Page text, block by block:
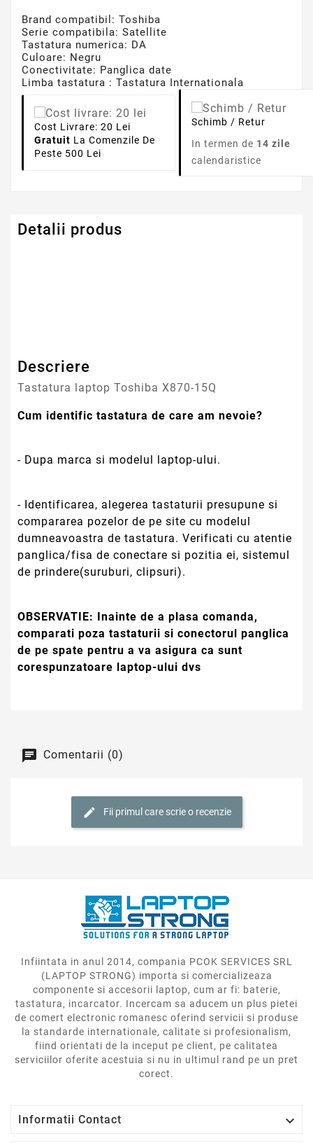
Brand compatibil: Toshiba
Serie compatibila: Satellite
Tastatura numerica: DA
Culoare: Negru
Conectivitate: Panglica date
Limba tastatura : Tastatura Internationala
Cost Livrare: 20 Lei
Gratuit La Comenzile De
Peste 500 Lei
Schimb / Retur
In termen de 14 zile
calendaristice
Detalii produs
Descriere
Tastatura laptop Toshiba X870-15Q
Cum identific tastatura de care am nevoie?
- Dupa marca si modelul laptop-ului.
- Identificarea, alegerea tastaturii presupune si
compararea pozelor de pe site cu modelul
dumneavoastra de tastatura. Verificati cu atentie
panglica/fisa de conectare si pozitia ei, sistemul
de prindere(suruburi, clipsuri).
OBSERVATIE: Inainte de a plasa comanda,
comparati poza tastaturii si conectorul panglica
de pe spate pentru a va asigura ca sunt
corespunzatoare laptop-ului dvs
Comentarii (0)
Fii primul care scrie o recenzie
Infiintata in anul 2014, compania PCOK SERVICES SRL
(LAPTOP STRONG) importa si comercializeaza
componente si accesorii laptop, cum ar fi: baterie,
tastatura, incarcator. Incercam sa aducem un plus pietei
de comert electronic romanesc oferind servicii si produse
la standarde internationale, calitate si profesionalism,
fiind orientati de la inceput pe client, pe calitatea
serviciilor oferite acestuia si nu in ultimul rand pe un pret
corect.
Informatii Contact 